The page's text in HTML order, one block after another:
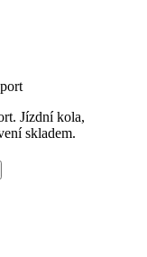
Jízdní kola,
skladem.